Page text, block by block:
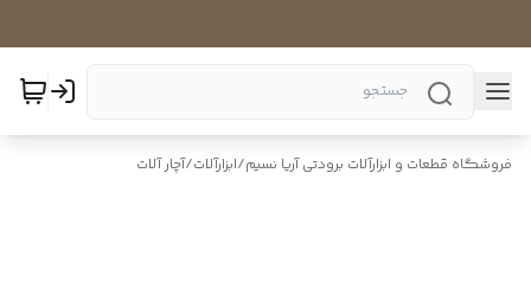
فروشگاه قطعات و ابزارآلات برودتی آریا نسیم/ابزارآلات/آچار آلات